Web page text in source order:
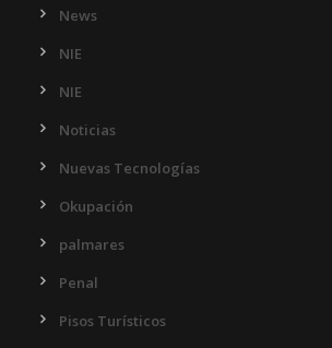
News
NIE
NIE
Noticias
Nuevas Tecnologías
Okupación
palmares
Penal
Pisos Turísticos